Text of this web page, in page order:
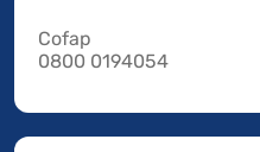
Cofap
0800 0194054